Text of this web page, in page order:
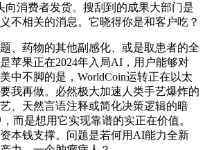
向消费者发货。搜刮到的成果大部门是
不相关的消息。它晓得你是和客户吃？
药物的其他副感化、或是取患者的全
苹果正在2024年入局AI，用户能够对
中不脚的是，WorldCoin运转正在以太
我再做。必然极大加速人类手艺爆炸的
、天然言语注释或简化决策逻辑的暗
而是想用它实现靠谱的实正在价值。
本钱支撑。问题是若何用AI能力全新